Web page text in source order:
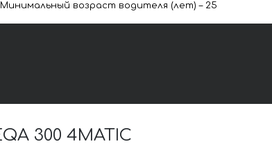
Минимальный возраст водителя (лет) – 25
300 4MATIC